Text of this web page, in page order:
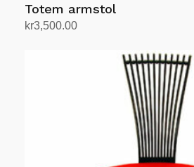
Totem armstol
kr3,500.00